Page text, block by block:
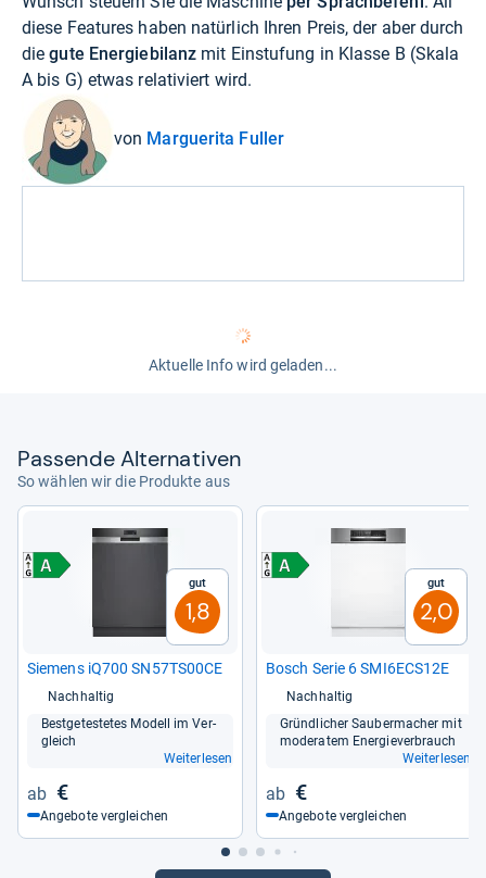
diese Features haben natürlich Ihren Preis, der aber durch
diegute Energiebilanz mit Einstufung in Klasse B (Skala
A bis G) etwas relativiert wird.
von Marguerita Fuller
Aktuelle Info wird geladen...
Pas­sende Alter­na­ti­ven
So wählen wir die Produkte aus
Gut
1,8
Sie­mens iQ700 SN57TS00CE
Nachhaltig
Best­ge­tes­te­tes Modell im Ver­
gleich
Weiterlesen
€
Angebote vergleichen
Gut
2,0
Bosch Serie 6 SMI6ECS12E
Nachhaltig
Gründ­li­cher Sau­ber­ma­cher mit
mode­ra­tem Ener­gie­ver­brauch
Weiterlesen
€
Angebote vergleichen